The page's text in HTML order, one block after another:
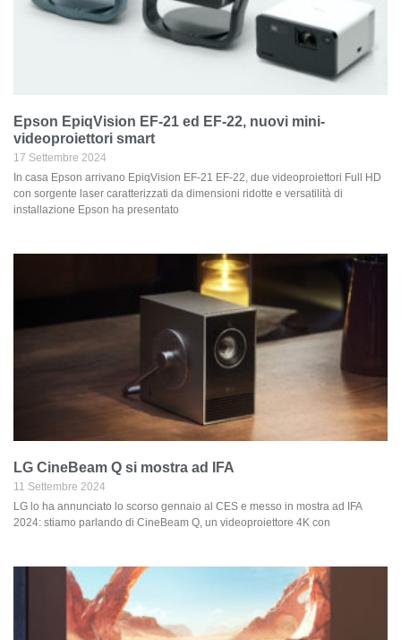
Epson EpiqVision EF-21 ed EF-22, nuovi mini-
videoproiettori smart
17 Settembre 2024
In casa Epson arrivano EpiqVision EF-21 EF-22, due videoproiettori Full HD
con sorgente laser caratterizzati da dimensioni ridotte e versatilità di
installazione Epson ha presentato
LG CineBeam Q si mostra ad IFA
11 Settembre 2024
LG lo ha annunciato lo scorso gennaio al CES e messo in mostra ad IFA
2024: stiamo parlando di CineBeam Q, un videoproiettore 4K con